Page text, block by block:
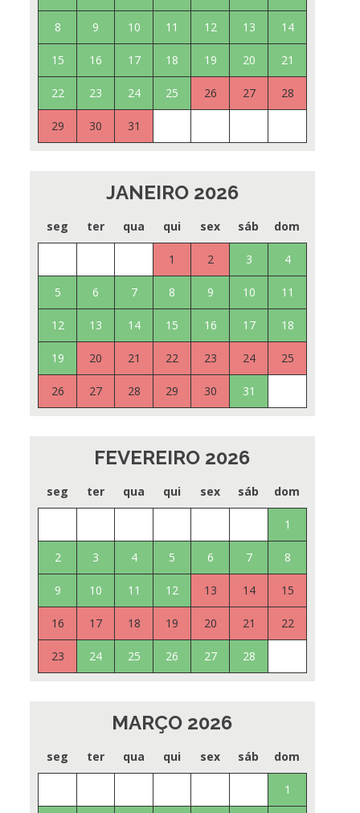
8 9 10 11 12 13 14
15 16 17 18 19 20 21
22 23 24 25 26 27 28
29 30 31
JANEIRO 2026
seg ter qua qui sex sáb dom
1 2 3 4
5 6 7 8 9 10 11
12 13 14 15 16 17 18
19 20 21 22 23 24 25
26 27 28 29 30 31
FEVEREIRO 2026
seg ter qua qui sex sáb dom
1
2 3 4 5 6 7 8
9 10 11 12 13 14 15
16 17 18 19 20 21 22
23 24 25 26 27 28
MARÇO 2026
seg ter qua qui sex sáb dom
1